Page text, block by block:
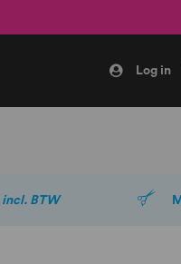
Log in
incl. BTW